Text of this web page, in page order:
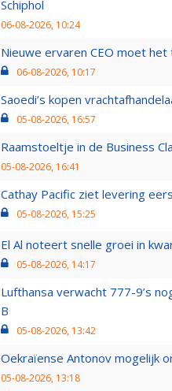
Schiphol
06-08-2026, 10:24
Nieuwe ervaren CEO moet
06-08-2026, 10:17
Saoedi’s kopen
05-08-2026, 16:57
Raamstoeltje in de Business
05-08-2026, 16:41
Cathay Pacific ziet levering
05-08-2026, 15:25
El Al noteert snelle groei in
05-08-2026, 14:17
Lufthansa verwacht 777-9’s
B
05-08-2026, 13:42
Oekraïense Antonov mogelijk
05-08-2026, 13:18